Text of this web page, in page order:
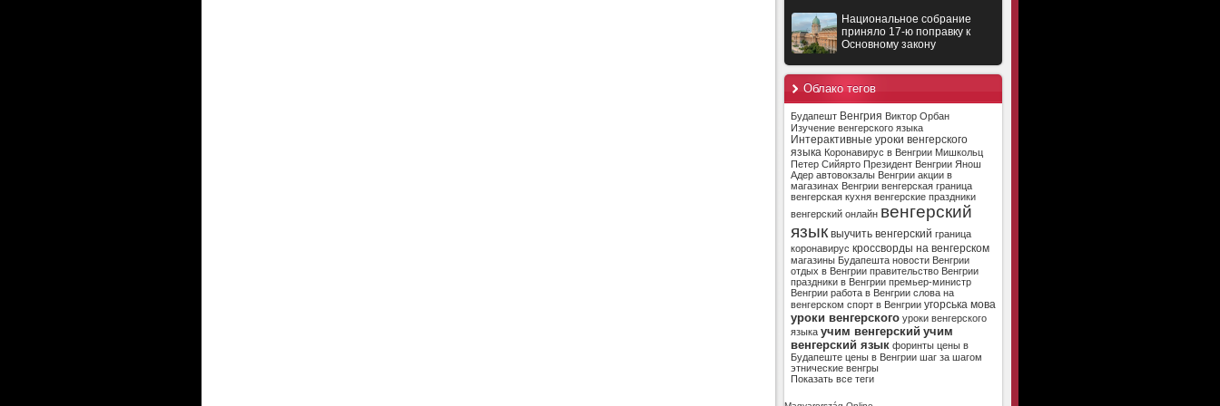
Национальное собрание
приняло 17-ю поправку к
Основному закону
Облако тегов
Будапешт Венгрия Виктор Орбан
Изучение венгерского языка
Интерактивные уроки венгерского
языка Коронавирус в Венгрии Мишкольц
Петер Сийярто Президент Венгрии Янош
Адер автовокзалы Венгрии акции в
магазинах Венгрии венгерская граница
венгерская кухня венгерские праздники
венгерский онлайн венгерский
язык выучить венгерский граница
коронавирус кроссворды на венгерском
магазины Будапешта новости Венгрии
отдых в Венгрии правительство Венгрии
праздники в Венгрии премьер-министр
Венгрии работа в Венгрии слова на
венгерском спорт в Венгрии угорська мова
уроки венгерского уроки венгерского
языка учим венгерский учим
венгерский язык форинты цены в
Будапеште цены в Венгрии шаг за шагом
этнические венгры
Показать все теги